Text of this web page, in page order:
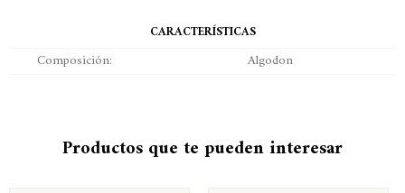
CARACTERÍSTICAS
Composición Algodon
Productos que te pueden interesar